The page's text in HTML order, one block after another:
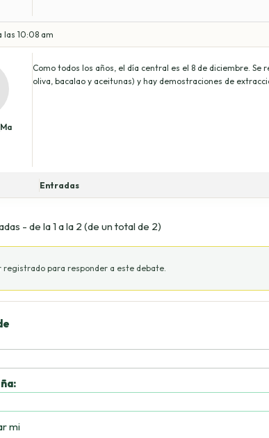
las 10:08 am
Como todos los años, el día central es el 8 de diciembre.
oliva, bacalao y aceitunas) y hay demostraciones de
Entradas
- de la 1 a la 2 (de un total de 2)
registrado para responder a este debate.
mi